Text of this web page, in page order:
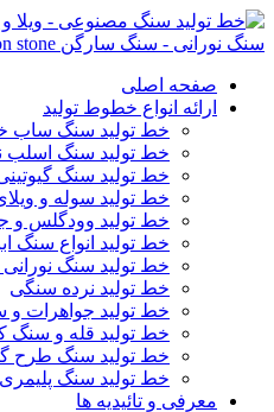
صفحه اصلی
ارائه انواع خطوط تولید
خط تولید سنگ ساب
خط تولید سنگ اسلب
خط تولید سنگ
خط تولید سوله و
خط تولید وودگلس و
خط تولید انواع سنگ
خط تولید سنگ
خط تولید نرده سنگی
خط تولید جواهرات و
خط تولید قله و سنگ
خط تولید سنگ طرح
خط تولید سنگ پلیمری
معرفی و تائیدیه ها